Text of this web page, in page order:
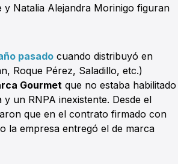
Natalia Alejandra Morinigo figuran
pasado cuando distribuyó en
Roque Pérez, Saladillo, etc.)
Gourmet que no estaba habilitado
un RNPA inexistente. Desde el
que en el contrato firmado con
la empresa entregó el de marca